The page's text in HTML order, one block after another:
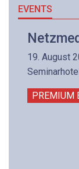
EVENTS
19. August
PREMIUM